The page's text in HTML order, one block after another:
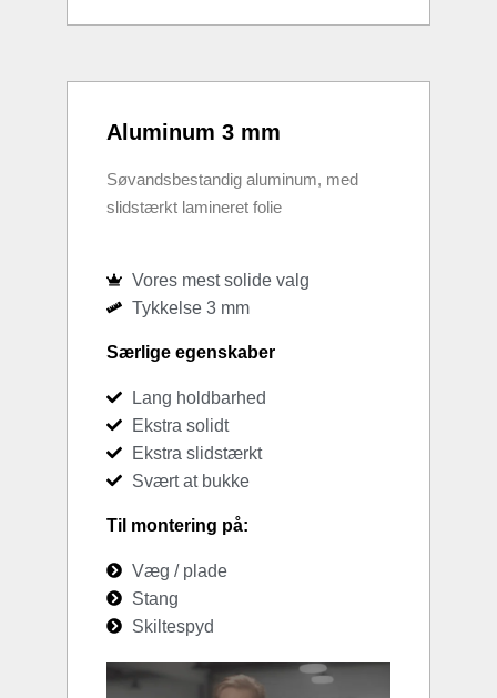
Aluminum 3 mm
Søvandsbestandig aluminum, med
slidstærkt lamineret folie
Vores mest solide valg
Tykkelse 3 mm
Særlige egenskaber
Lang holdbarhed
Ekstra solidt
Ekstra slidstærkt
Svært at bukke
Til montering på:
Væg / plade
Stang
Skiltespyd